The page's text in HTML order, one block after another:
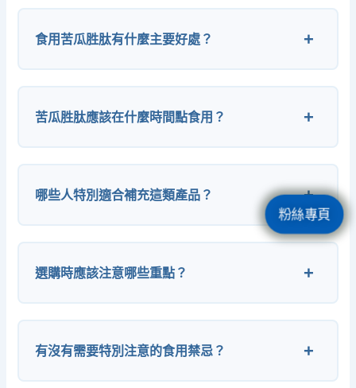
食用苦瓜胜肽有什麼主要好處？
苦瓜胜肽應該在什麼時間點食用？
哪些人特別適合補充這類產品？
選購時應該注意哪些重點？
有沒有需要特別注意的食用禁忌？
粉絲專頁